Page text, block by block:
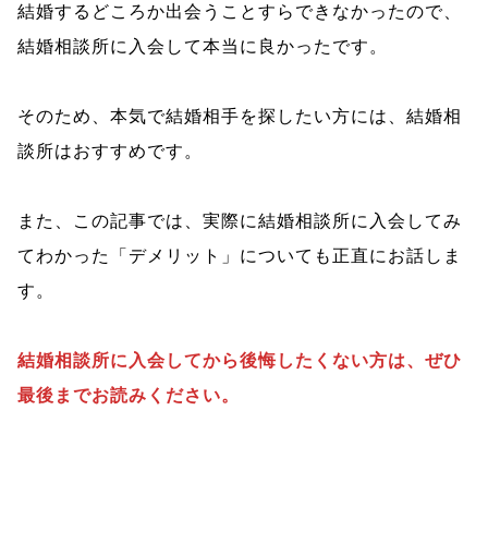
結婚するどころか出会うことすらできなかったので、
結婚相談所に入会して本当に良かったです。
そのため、本気で結婚相手を探したい方には、結婚相
談所はおすすめです。
また、この記事では、実際に結婚相談所に入会してみ
てわかった「デメリット」についても正直にお話しま
す。
結婚相談所に入会してから後悔したくない方は、ぜひ
最後までお読みください。